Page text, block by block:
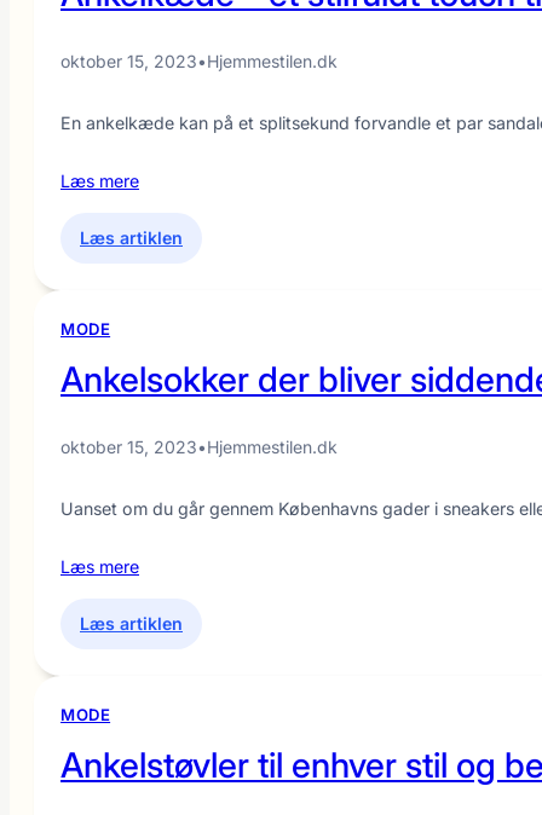
hurtig
oktober 15, 2023•Hjemmestilen.dk
En ankelkæde kan på et splitsekund forvandle et par
Læs mere
Læs artiklen
touch
til
og
MODE
Ankelsokker der bliver
oktober 15, 2023•Hjemmestilen.dk
Uanset om du går gennem Københavns gader i sneakers
Læs mere
Læs artiklen
–
find
MODE
Ankelstøvler til enhver stil og